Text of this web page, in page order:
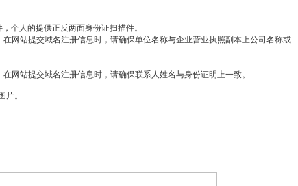
个人的提供正反两面身份证扫描件。
网站提交域名注册信息时，请确保单位名称与企业营业执照副本上公司名称或
网站提交域名注册信息时，请确保联系人姓名与身份证明上一致。
片。